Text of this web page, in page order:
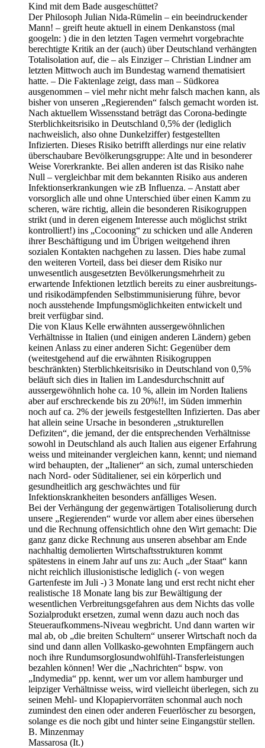
Kind mit dem Bade ausgeschüttet?
Der Philosoph Julian Nida-Rümelin – ein beeindruckender
Mann! – greift heute aktuell in einem Denkanstoss (mal
googeln: ) die in den letzten Tagen vermehrt vorgebrachte
berechtigte Kritik an der (auch) über Deutschland verhängten
Totalisolation auf, die – als Einziger – Christian Lindner am
letzten Mittwoch auch im Bundestag warnend thematisiert
hatte. – Die Faktenlage zeigt, dass man – Südkorea
ausgenommen – viel mehr nicht mehr falsch machen kann, als
bisher von unseren „Regierenden“ falsch gemacht worden ist.
Nach aktuellem Wissensstand beträgt das Corona-bedingte
Sterblichkeitsrisiko in Deutschland 0,5% der (lediglich
nachweislich, also ohne Dunkelziffer) festgestellten
Infizierten. Dieses Risiko betrifft allerdings nur eine relativ
überschaubare Bevölkerungsgruppe: Alte und in besonderer
Weise Vorerkrankte. Bei allen anderen ist das Risiko nahe
Null – vergleichbar mit dem bekannten Risiko aus anderen
Infektionserkrankungen wie zB Influenza. – Anstatt aber
vorsorglich alle und ohne Unterschied über einen Kamm zu
scheren, wäre richtig, allein die besonderen Risikogruppen
strikt (und in deren eigenem Interesse auch möglichst strikt
kontrolliert!) ins „Cocooning“ zu schicken und alle Anderen
ihrer Beschäftigung und im Übrigen weitgehend ihren
sozialen Kontakten nachgehen zu lassen. Dies habe zumal
den weiteren Vorteil, dass bei dieser dem Risiko nur
unwesentlich ausgesetzten Bevölkerungsmehrheit zu
erwartende Infektionen letztlich bereits zu einer ausbreitungs-
und risikodämpfenden Selbstimmunisierung führe, bevor
noch ausstehende Impfungsmöglichkeiten entwickelt und
breit verfügbar sind.
Die von Klaus Kelle erwähnten aussergewöhnlichen
Verhältnisse in Italien (und einigen anderen Ländern) geben
keinen Anlass zu einer anderen Sicht: Gegenüber dem
(weitestgehend auf die erwähnten Risikogruppen
beschränkten) Sterblichkeitsrisiko in Deutschland von 0,5%
beläuft sich dies in Italien im Landesdurchschnitt auf
aussergewöhnlich hohe ca. 10 %, allein im Norden Italiens
aber auf erschreckende bis zu 20%!!, im Süden immerhin
noch auf ca. 2% der jeweils festgestellten Infizierten. Das aber
hat allein seine Ursache in besonderen „strukturellen
Defiziten“, die jemand, der die entsprechenden Verhältnisse
sowohl in Deutschland als auch Italien aus eigener Erfahrung
weiss und miteinander vergleichen kann, kennt; und niemand
wird behaupten, der „Italiener“ an sich, zumal unterschieden
nach Nord- oder Süditaliener, sei ein körperlich und
gesundheitlich arg geschwächtes und für
Infektionskrankheiten besonders anfälliges Wesen.
Bei der Verhängung der gegenwärtigen Totalisolierung durch
unsere „Regierenden“ wurde vor allem aber eines übersehen
und die Rechnung offensichtlich ohne den Wirt gemacht: Die
ganz ganz dicke Rechnung aus unseren absehbar am Ende
nachhaltig demolierten Wirtschaftsstrukturen kommt
spätestens in einem Jahr auf uns zu: Auch „der Staat“ kann
nicht reichlich illusionistische lediglich (- von wegen
Gartenfeste im Juli -) 3 Monate lang und erst recht nicht eher
realistische 18 Monate lang bis zur Bewältigung der
wesentlichen Verbreitungsgefahren aus dem Nichts das volle
Sozialprodukt ersetzen, zumal wenn dazu auch noch das
Steueraufkommens-Niveau wegbricht. Und dann warten wir
mal ab, ob „die breiten Schultern“ unserer Wirtschaft noch da
sind und dann allen Vollkasko-gewohnten Empfängern auch
noch ihre Rundumsorglosundwohlfühl-Transferleistungen
bezahlen können! Wer die „Nachrichten“ bspw. von
„Indymedia“ pp. kennt, wer um vor allem hamburger und
leipziger Verhältnisse weiss, wird vielleicht überlegen, sich zu
seinen Mehl- und Klopapiervorräten schonmal auch noch
zumindest den einen oder anderen Feuerlöscher zu besorgen,
solange es die noch gibt und hinter seine Eingangstür stellen.
B. Minzenmay
Massarosa (It.)